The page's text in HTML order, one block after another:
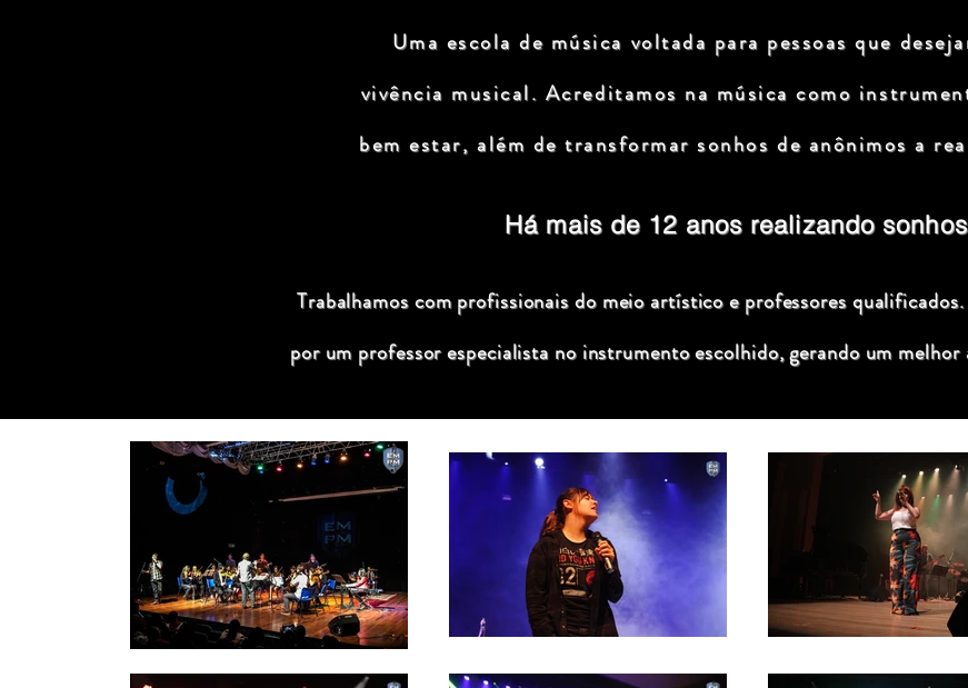
Uma escola de música voltada para pessoas que
vivência musical. Acreditamos na música como
bem estar, além de transformar sonhos de anônimos a
Há mais de 12 anos realizando
Trabalhamos com profissionais do meio artístico e professores
por um professor especialista no instrumento escolhido, gerando um melhor